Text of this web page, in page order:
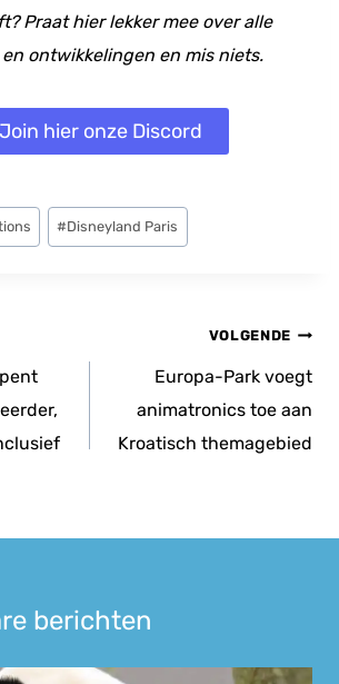
Praat hier lekker mee over alle
ontwikkelingen en mis niets.
Join hier onze Discord
#Disneyland Paris
VOLGENDE
Europa-Park voegt
animatronics toe aan
Kroatisch themagebied
berichten